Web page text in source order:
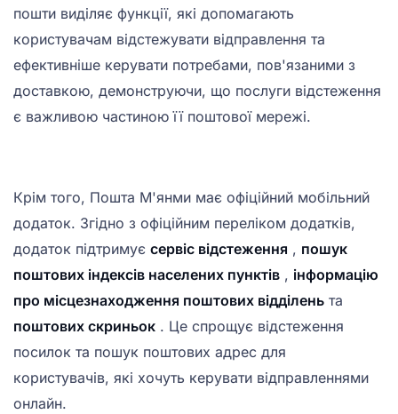
пошти виділяє функції, які допомагають
користувачам відстежувати відправлення та
ефективніше керувати потребами, пов'язаними з
доставкою, демонструючи, що послуги відстеження
є важливою частиною її поштової мережі.
Крім того, Пошта М'янми має офіційний мобільний
додаток. Згідно з офіційним переліком додатків,
додаток підтримує сервіс відстеження , пошук
поштових індексів населених пунктів , інформацію
про місцезнаходження поштових відділень та
поштових скриньок . Це спрощує відстеження
посилок та пошук поштових адрес для
користувачів, які хочуть керувати відправленнями
онлайн.